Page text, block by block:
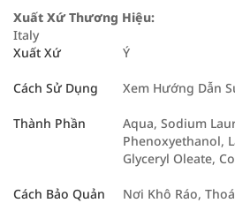
Xuất Xứ Thương Hiệu:
Italy
Xuất Xứ
Ý
Cách Sử Dụng Xem Hướng Dẫn
Thành Phần
Aqua, Sodium
Phenoxyethanol,
Glyceryl Oleate,
Cách Bảo Quản Nơi Khô Ráo,